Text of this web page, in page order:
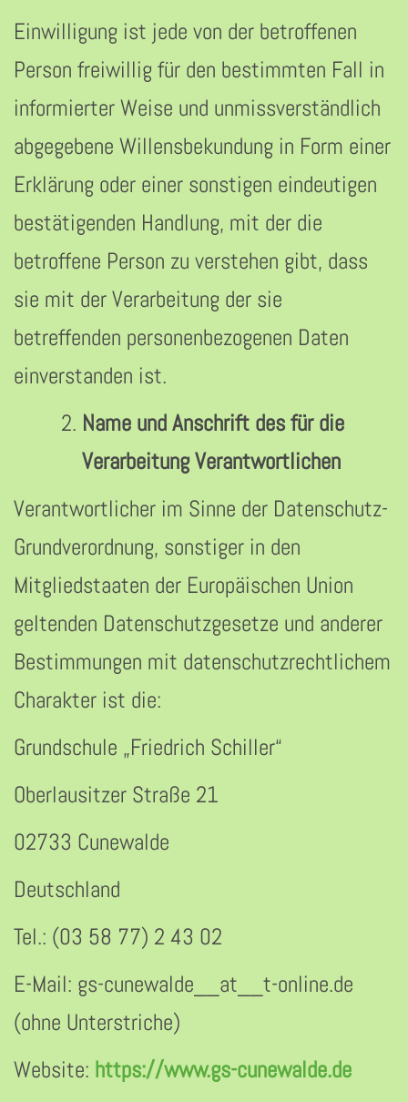
Einwilligung ist jede von der betroffenen
Person freiwillig für den bestimmten Fall in
informierter Weise und unmissverständlich
abgegebene Willensbekundung in Form einer
Erklärung oder einer sonstigen eindeutigen
bestätigenden Handlung, mit der die
betroffene Person zu verstehen gibt, dass
sie mit der Verarbeitung der sie
betreffenden personenbezogenen Daten
einverstanden ist.
Name und Anschrift des für die
Verarbeitung Verantwortlichen
Verantwortlicher im Sinne der Datenschutz-
Grundverordnung, sonstiger in den
Mitgliedstaaten der Europäischen Union
geltenden Datenschutzgesetze und anderer
Bestimmungen mit datenschutzrechtlichem
Charakter ist die:
Grundschule „Friedrich Schiller“
Oberlausitzer Straße 21
02733 Cunewalde
Deutschland
Tel.: (03 58 77) 2 43 02
E-Mail: gs-cunewalde__at__t-online.de
(ohne Unterstriche)
Website: https://www.gs-cunewalde.de